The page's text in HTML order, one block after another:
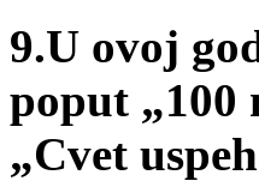
9.U ovoj
poput „100
„Cvet